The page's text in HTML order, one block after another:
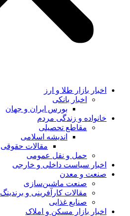
اخبار بازار طلا و ارز
اخبار بانکی
بورس ایران و جهان
خانواده و زندگی مردم
مقاطع تحصیلی
اندیشه اسلامی
مقالات حقوقی
حمل و نقل عمومی
اخبار سیاست داخلی و خارجی
صنعت و معدن
صنعت ماشین‌سازی
مقالات کارآفرینی و برندینگ
صنایع غذایی
اخبار بازار مسکن و املاک